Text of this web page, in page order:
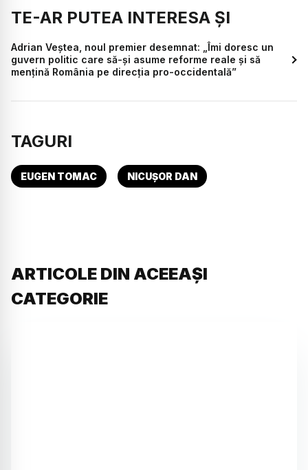
TE-AR PUTEA INTERESA ȘI
Adrian Veștea, noul premier desemnat: „Îmi doresc un
guvern politic care să-și asume reforme reale și să
mențină România pe direcția pro-occidentală”
TAGURI
EUGEN TOMAC NICUȘOR DAN
ARTICOLE DIN ACEEAȘI
CATEGORIE